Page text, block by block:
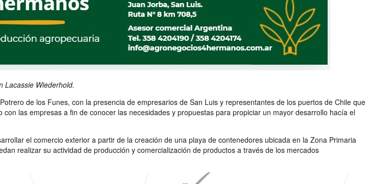
Lacassie Wiederhold.
de los Funes, con la presencia de empresarios de San Luis y representantes de los puertos de Chile que
las empresas a fin de conocer las necesidades y propuestas para propiciar un mayor desarrollo hacía el
el comercio exterior a partir de la creación de una playa de contenedores ubicada en la Zona Primaria
realizar su actividad de producción y comercialización de productos a través de los mercados